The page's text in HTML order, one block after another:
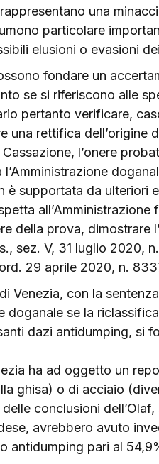
una
particolare
elusioni o evasioni
fondare un
se si riferiscono alle
pertanto verificare,
una rettifica dell’origine
l’onere
è supportata da ulteriori
della prova, dimostrare
sez. V, 31 luglio 2020,
29 aprile 2020, n.
Venezia, con la
doganale se la
dazi antidumping, si
ha ad oggetto un
ghisa) o di acciaio
conclusioni
avrebbero avuto
antidumping pari al